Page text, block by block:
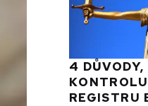
4 DŮVODY,
REGISTRU